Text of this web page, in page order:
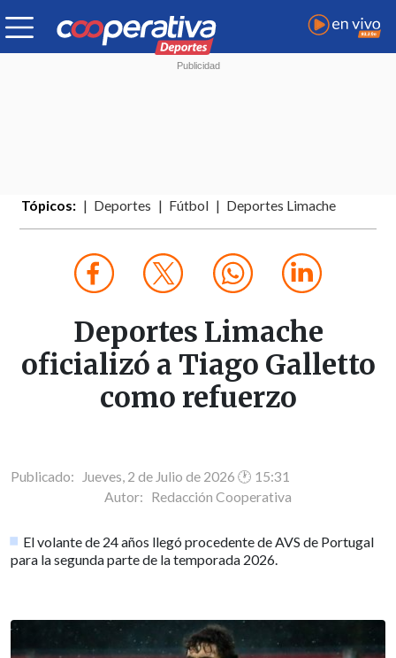
Tópicos: Deportes Fútbol Deportes Limache
Deportes Limache
oficializó a Tiago Galletto
como refuerzo
Publicado: Jueves, 2 de Julio de 2026 🕐 15:31
Autor: Redacción Cooperativa
El volante de 24 años llegó procedente de AVS de Portugal
para la segunda parte de la temporada 2026.